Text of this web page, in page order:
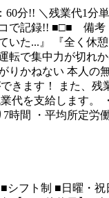
60分!! ＼残業代1分
コで記録!! ■□■ 備
いた...』 『全く休
転で集中力が切れ
りかねない 本人の
きます！ また、残
代を支給します。
時間 ・平均所定労
シフト制 ■日曜・